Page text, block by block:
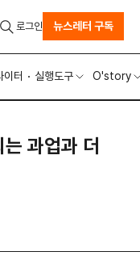
이터 실행도구 O'story
로그인 뉴스레터 구독
과업과 더